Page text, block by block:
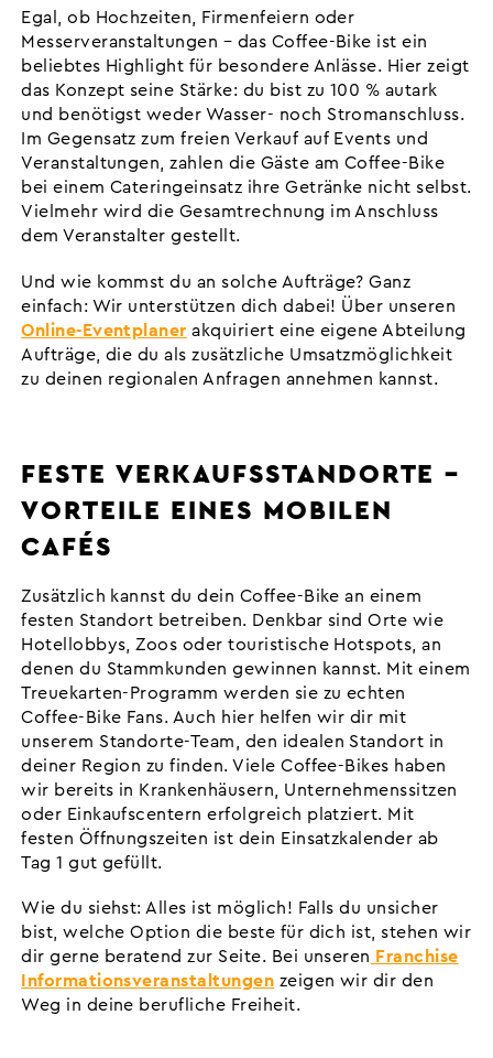
Egal, ob Hochzeiten, Firmenfeiern oder
Messerveranstaltungen – das Coffee-Bike ist ein
beliebtes Highlight für besondere Anlässe. Hier zeigt
das Konzept seine Stärke: du bist zu 100 % autark
und benötigst weder Wasser- noch Stromanschluss.
Im Gegensatz zum freien Verkauf auf Events und
Veranstaltungen, zahlen die Gäste am Coffee-Bike
bei einem Cateringeinsatz ihre Getränke nicht selbst.
Vielmehr wird die Gesamtrechnung im Anschluss
dem Veranstalter gestellt.
Und wie kommst du an solche Aufträge? Ganz
einfach: Wir unterstützen dich dabei! Über unseren
Online-Eventplaner akquiriert eine eigene Abteilung
Aufträge, die du als zusätzliche Umsatzmöglichkeit
zu deinen regionalen Anfragen annehmen kannst.
FESTE VERKAUFSSTANDORTE –
VORTEILE EINES MOBILEN
CAFÉS
Zusätzlich kannst du dein Coffee-Bike an einem
festen Standort betreiben. Denkbar sind Orte wie
Hotellobbys, Zoos oder touristische Hotspots, an
denen du Stammkunden gewinnen kannst. Mit einem
Treuekarten-Programm werden sie zu echten
Coffee-Bike Fans. Auch hier helfen wir dir mit
unserem Standorte-Team, den idealen Standort in
deiner Region zu finden. Viele Coffee-Bikes haben
wir bereits in Krankenhäusern, Unternehmenssitzen
oder Einkaufscentern erfolgreich platziert. Mit
festen Öffnungszeiten ist dein Einsatzkalender ab
Tag 1 gut gefüllt.
Wie du siehst: Alles ist möglich! Falls du unsicher
bist, welche Option die beste für dich ist, stehen wir
dir gerne beratend zur Seite. Bei unseren Franchise
Informationsveranstaltungen zeigen wir dir den
Weg in deine berufliche Freiheit.